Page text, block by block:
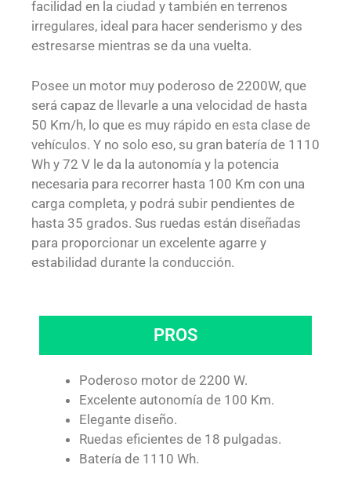
facilidad en la ciudad y también en terrenos
irregulares, ideal para hacer senderismo y des
estresarse mientras se da una vuelta.
Posee un motor muy poderoso de 2200W, que
será capaz de llevarle a una velocidad de hasta
50 Km/h, lo que es muy rápido en esta clase de
vehículos. Y no solo eso, su gran batería de 1110
Wh y 72 V le da la autonomía y la potencia
necesaria para recorrer hasta 100 Km con una
carga completa, y podrá subir pendientes de
hasta 35 grados. Sus ruedas están diseñadas
para proporcionar un excelente agarre y
estabilidad durante la conducción.
PROS
Poderoso motor de 2200 W.
Excelente autonomía de 100 Km.
Elegante diseño.
Ruedas eficientes de 18 pulgadas.
Batería de 1110 Wh.